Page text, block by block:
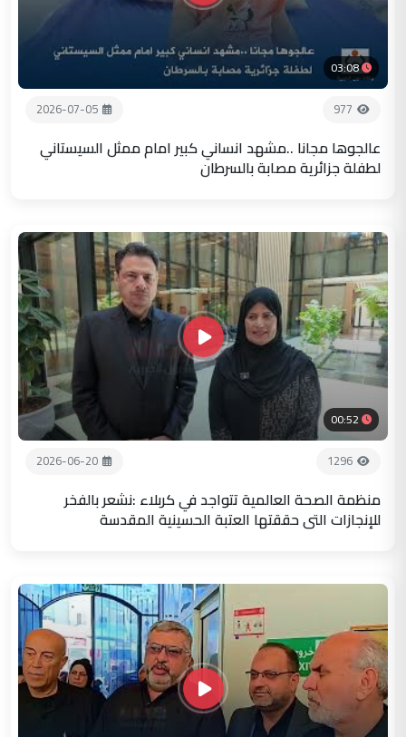
03:08
977
2026-07-05
عالجوها مجانا ..مشهد انساني كبير امام ممثل السيستاني
لطفلة جزائرية مصابة بالسرطان
00:52
1296
2026-06-20
منظمة الصحة العالمية تتواجد في كربلاء :نشعر بالفخر
للإنجازات التي حققتها العتبة الحسينية المقدسة